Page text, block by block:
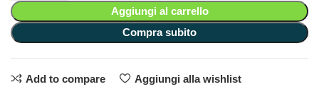
Aggiungi al carrello
Compra subito
Add to compare Aggiungi alla wishlist